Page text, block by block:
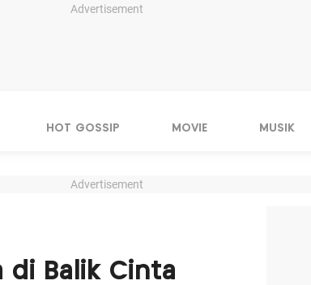
Advertisement
HOT GOSSIP MOVIE MUSIK
Advertisement
di Balik Cinta